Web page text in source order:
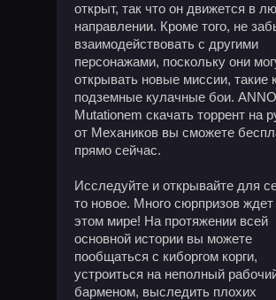
открыт, так что он движется в
направлении. Кроме того, не
взаимодействовать с другими
персонажами, поскольку они
открывать новые миссии, такие
подземные кулачные бои. ANNO
Mutationem скачать торрент на
от Механиков вы сможете
прямо сейчас.
Исследуйте и открывайте для
то новое. Много сюрпризов ждет
этом мире! На протяжении всей
основной истории вы можете
пообщаться с киборгом корги,
устроиться на неполный
барменом, выследить плохих